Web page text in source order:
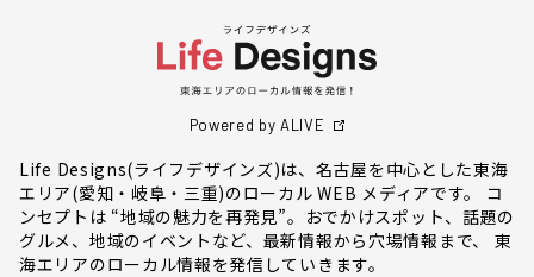
Powered by ALIVE
Life Designs(ライフデザインズ)は、名古屋を中心とした東海
エリア(愛知・岐阜・三重)のローカル WEB メディアです。 コ
ンセプトは “地域の魅力を再発見”。おでかけスポット、話題の
グルメ、地域のイベントなど、最新情報から穴場情報まで、 東
海エリアのローカル情報を発信していきます。